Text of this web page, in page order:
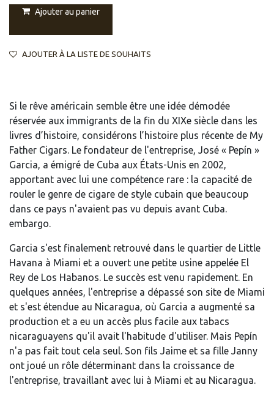
Ajouter au panier
AJOUTER À LA LISTE DE SOUHAITS
Si le rêve américain semble être une idée démodée
réservée aux immigrants de la fin du XIXe siècle dans les
livres d’histoire, considérons l’histoire plus récente de My
Father Cigars. Le fondateur de l'entreprise, José « Pepín »
Garcia, a émigré de Cuba aux États-Unis en 2002,
apportant avec lui une compétence rare : la capacité de
rouler le genre de cigare de style cubain que beaucoup
dans ce pays n'avaient pas vu depuis avant Cuba.
embargo.
Garcia s'est finalement retrouvé dans le quartier de Little
Havana à Miami et a ouvert une petite usine appelée El
Rey de Los Habanos. Le succès est venu rapidement. En
quelques années, l'entreprise a dépassé son site de Miami
et s'est étendue au Nicaragua, où Garcia a augmenté sa
production et a eu un accès plus facile aux tabacs
nicaraguayens qu'il avait l'habitude d'utiliser. Mais Pepín
n'a pas fait tout cela seul. Son fils Jaime et sa fille Janny
ont joué un rôle déterminant dans la croissance de
l'entreprise, travaillant avec lui à Miami et au Nicaragua.